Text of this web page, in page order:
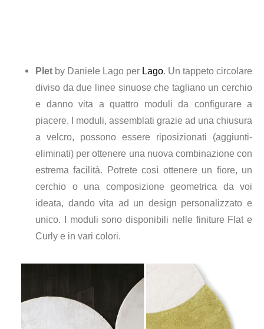
Plet by Daniele Lago per Lago. Un tappeto circolare
diviso da due linee sinuose che tagliano un cerchio
e danno vita a quattro moduli da configurare a
piacere. I moduli, assemblati grazie ad una chiusura
a velcro, possono essere riposizionati (aggiunti-
eliminati) per ottenere una nuova combinazione con
estrema facilità. Potrete così ottenere un fiore, un
cerchio o una composizione geometrica da voi
ideata, dando vita ad un design personalizzato e
unico. I moduli sono disponibili nelle finiture Flat e
Curly e in vari colori.